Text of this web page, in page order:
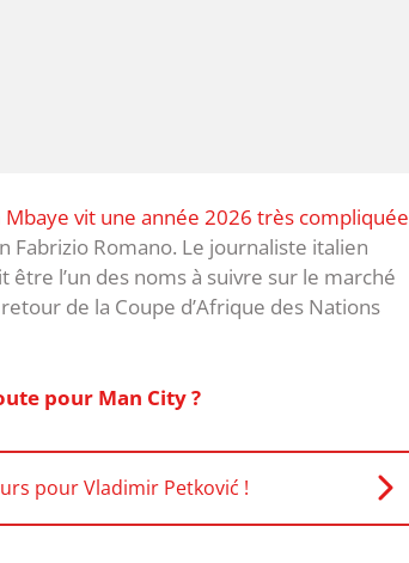
vit une année 2026 très compliquée
Fabrizio Romano. Le journaliste italien
l’un des noms à suivre sur le marché
de la Coupe d’Afrique des Nations
pour Man City ?
pour Vladimir Petković !